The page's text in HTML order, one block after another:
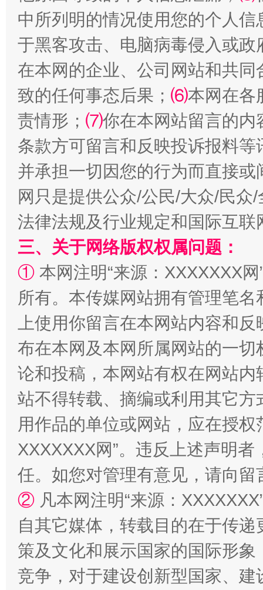
中所列明的情况使用您的个人
于黑客攻击、电脑病毒侵入或
在本网的企业、公司网站和共
致的任何事态后果； ⑹本网在各
责情形； ⑺你在本网站留言的内
条款方可留言和反映投诉报料
并承担一切因您的行为而直接
网只是提供公众/公民/大众/民
法律法规及行业规定和国际互
三、关于网络版权权属问题：
① 本网注明“来源：XXXXXXX
所有。本传媒网站拥有管理笔
上使用你留言在本网站内容和
布在本网及本网所属网站的一
论和投稿，本网站有权在网站
站不得转载、摘编或利用其它
用作品的单位或网站，应在授
XXXXXXX网”。违反上述声明
任。如您对管理有意见，请向
② 凡本网注明“来源：
自其它媒体，转载目的在于传
策及文化和展示国家的国际形
竞争，对于建设创新型国家、